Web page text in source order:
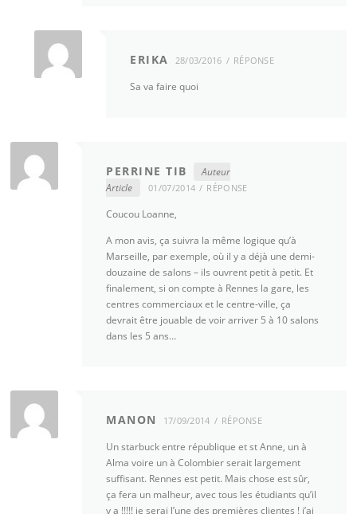
ERIKA 28/03/2016 RÉPONSE
Sa va faire quoi
PERRINE TIB
Auteur
Article
01/07/2014 RÉPONSE
Coucou Loanne,
A mon avis, ça suivra la même logique qu’à
Marseille, par exemple, où il y a déjà une demi-
douzaine de salons – ils ouvrent petit à petit. Et
finalement, si on compte à Rennes la gare, les
centres commerciaux et le centre-ville, ça
devrait être jouable de voir arriver 5 à 10 salons
dans les 5 ans…
MANON 17/09/2014 RÉPONSE
Un starbuck entre république et st Anne, un à
Alma voire un à Colombier serait largement
suffisant. Rennes est petit. Mais chose est sûr,
ça fera un malheur, avec tous les étudiants qu’il
y a !!!!! je serai l’une des premières clientes ! j’ai